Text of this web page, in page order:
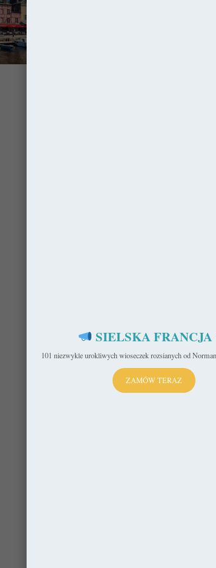
się z dziesiątek
SIELSKA FRANCJA
101 niezwykle urokliwych wioseczek rozsianych od
ZAMÓW TERAZ